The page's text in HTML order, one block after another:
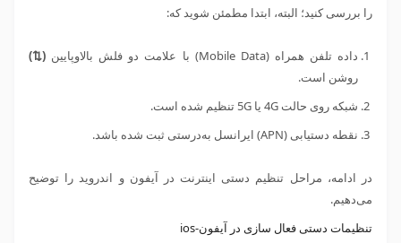
را بررسی کنید؛ البته، ابتدا مطمئن شوید که:
داده تلفن همراه (Mobile Data) با علامت دو فلش بالاو‌پایین (
⇅
)
روشن است.
شبکه روی حالت 4G یا 5 G تنظیم شده است.
نقطه دستیابی (APN) ایرانسل به‌درستی ثبت شده باشد.
در ادامه، مراحل تنظیم دستی اینترنت در آیفون و اندروید را توضیح
می‌دهیم.
تنظیمات دستی فعال سازی در آیفون-ios